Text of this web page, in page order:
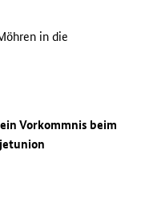
in die
Vorkommnis beim